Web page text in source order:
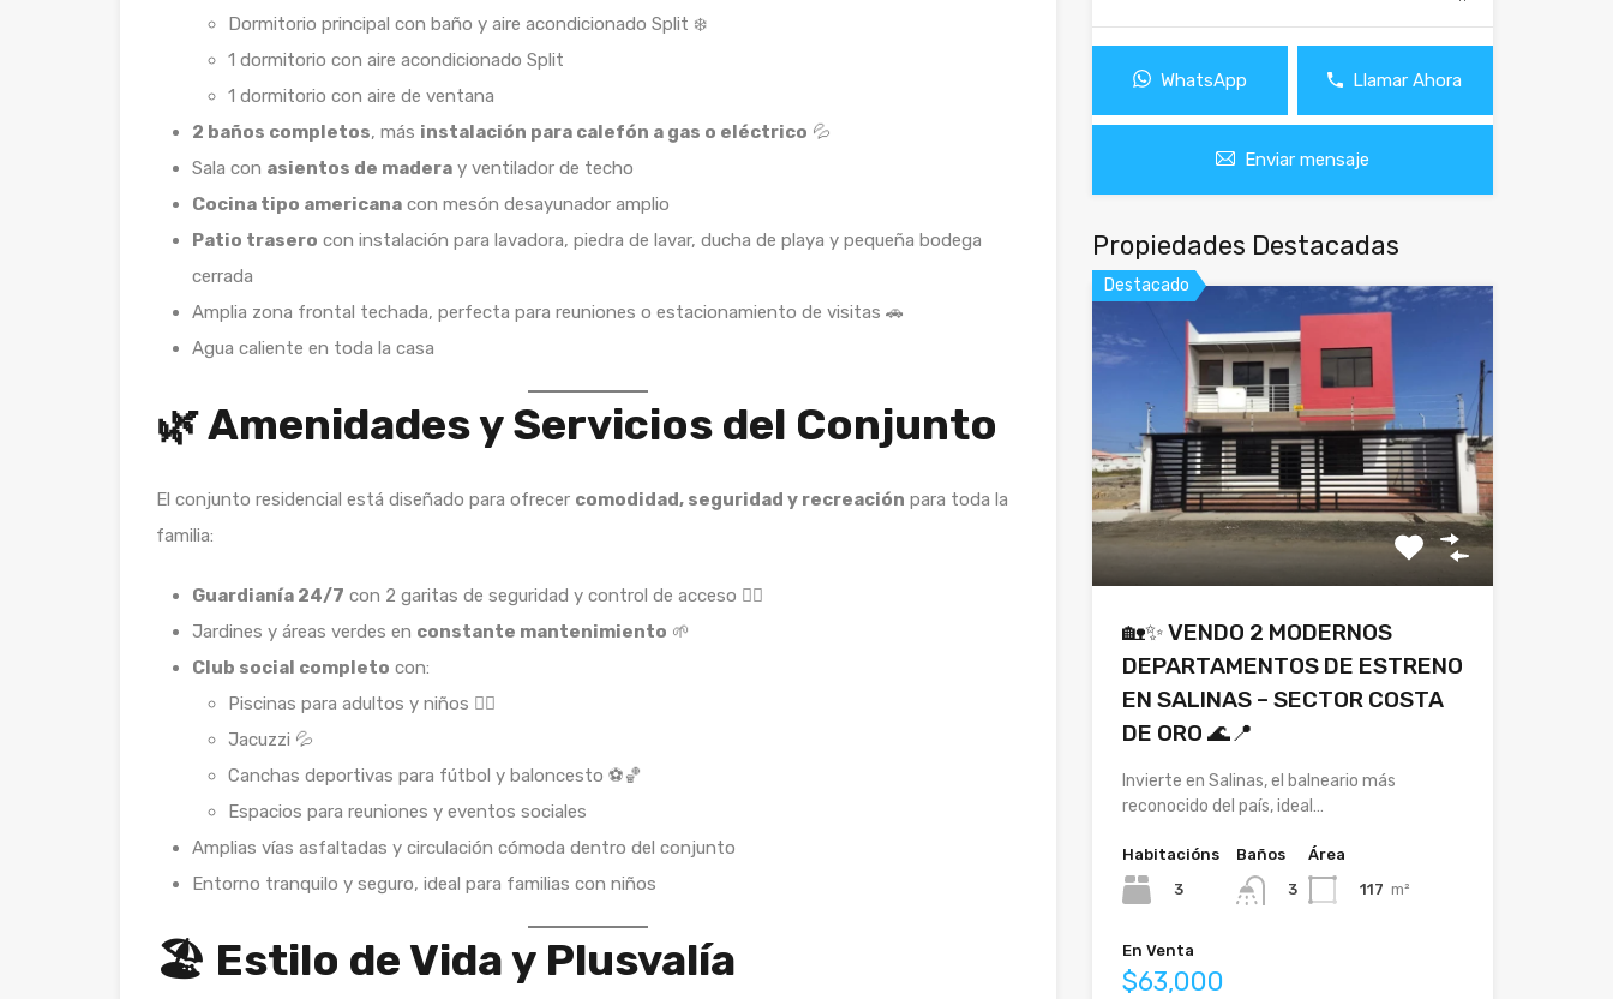
Dormitorio principal con baño y aire acondicionado Split ❄️
1 dormitorio con aire acondicionado Split
1 dormitorio con aire de ventana
2 baños completos, más instalación para calefón a gas o eléctrico 💦
Sala con asientos de madera y ventilador de techo
Cocina tipo americana con mesón desayunador amplio
Patio trasero con instalación para lavadora, piedra de lavar, ducha de playa y pequeña bodega
cerrada
Amplia zona frontal techada, perfecta para reuniones o estacionamiento de visitas 🚗
Agua caliente en toda la casa
🌿 Amenidades y Servicios del Conjunto
El conjunto residencial está diseñado para ofrecer comodidad, seguridad y recreación para toda la
familia:
Guardianía 24/7 con 2 garitas de seguridad y control de acceso 👮‍♂️
Jardines y áreas verdes en constante mantenimiento 🌱
Club social completo con:
Piscinas para adultos y niños 🏊‍♂️
Jacuzzi 💦
Canchas deportivas para fútbol y baloncesto ⚽🏀
Espacios para reuniones y eventos sociales
Amplias vías asfaltadas y circulación cómoda dentro del conjunto
Entorno tranquilo y seguro, ideal para familias con niños
🏖️ Estilo de Vida y Plusvalía
WhatsApp Llamar Ahora
Enviar mensaje
Propiedades Destacadas
Destacado
🏡✨ VENDO 2 MODERNOS
DEPARTAMENTOS DE ESTRENO
EN SALINAS – SECTOR COSTA
DE ORO 🌊📍
Invierte en Salinas, el balneario más
reconocido del país, ideal…
Habitacións
3
Baños
3
Área
117 m²
En Venta
$63,000